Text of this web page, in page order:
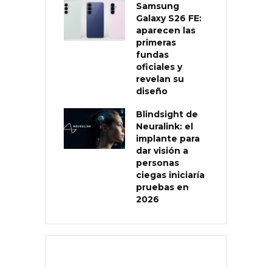
Samsung
Galaxy S26 FE:
aparecen las
primeras
fundas
oficiales y
revelan su
diseño
Blindsight de
Neuralink: el
implante para
dar visión a
personas
ciegas iniciaría
pruebas en
2026